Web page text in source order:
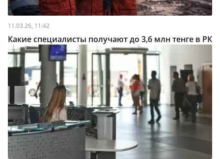
11.03.26, 11:42
Какие специалисты получают до 3,6 млн тенге в РК